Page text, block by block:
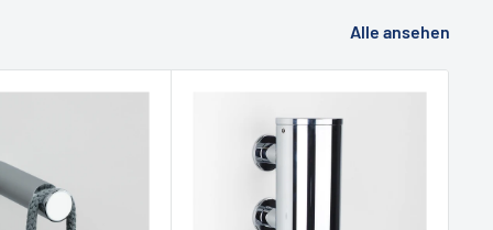
Alle ansehen